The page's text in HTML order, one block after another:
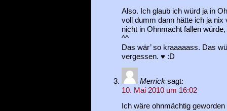
Also. Ich glaub ich würd ja in
voll dumm dann hätte ich ja
nicht in Ohnmacht fallen
^^
Das wär’ so kraaaaass. Das
vergessen. ♥ :D
Merrick sagt:
10. Mai 2010 um 16:02
Ich wäre ohnmächtig geworden